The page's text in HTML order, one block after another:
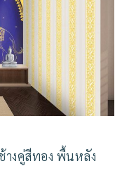
งคู่สีทอง พื้นหลัง